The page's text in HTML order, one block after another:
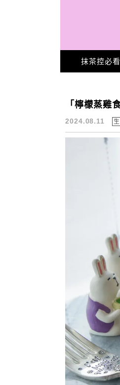
Main Menu
抹茶控必看
鹽麴 食譜
「檸檬蒸雞
2024.08.11